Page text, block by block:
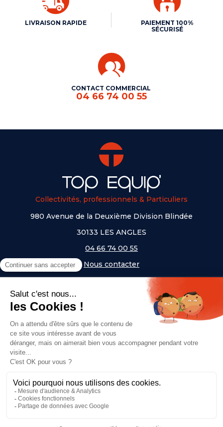
LIVRAISON RAPIDE
PAIEMENT 100%
SÉCURISÉ
CONTACT COMMERCIAL
04 66 74 00 55
Collectivités, professionnels & Particuliers
980 Avenue de la Deuxième Division Blindée
30133 LES ANGLES
04 66 74 00 55
Nous contacter
NOS UNIVERS
- Serem
- Lifetime
- Mottez
- JAD Groupe